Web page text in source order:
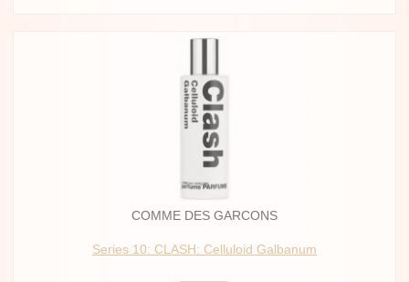
COMME DES GARCONS
Series 10: CLASH: Celluloid Galbanum